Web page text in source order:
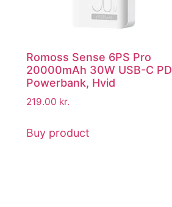
Romoss Sense 6PS Pro
20000mAh 30W USB-C PD
Powerbank, Hvid
219.00 kr.
Buy product